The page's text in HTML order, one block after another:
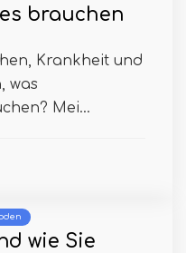
brauchen
Krankheit und
was
Mei...
wie Sie